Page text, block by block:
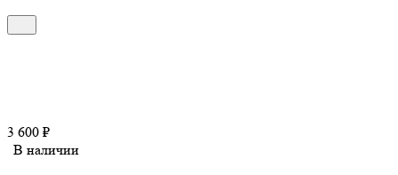
3 600 ₽
В наличии